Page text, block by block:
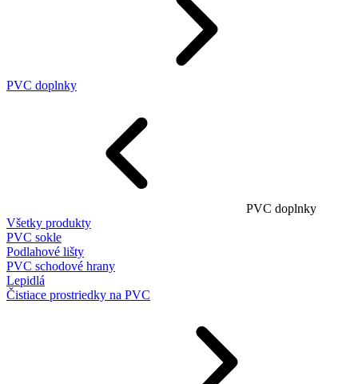
PVC doplnky
PVC doplnky
Všetky produkty
PVC sokle
Podlahové lišty
PVC schodové hrany
Lepidlá
Čistiace prostriedky na PVC